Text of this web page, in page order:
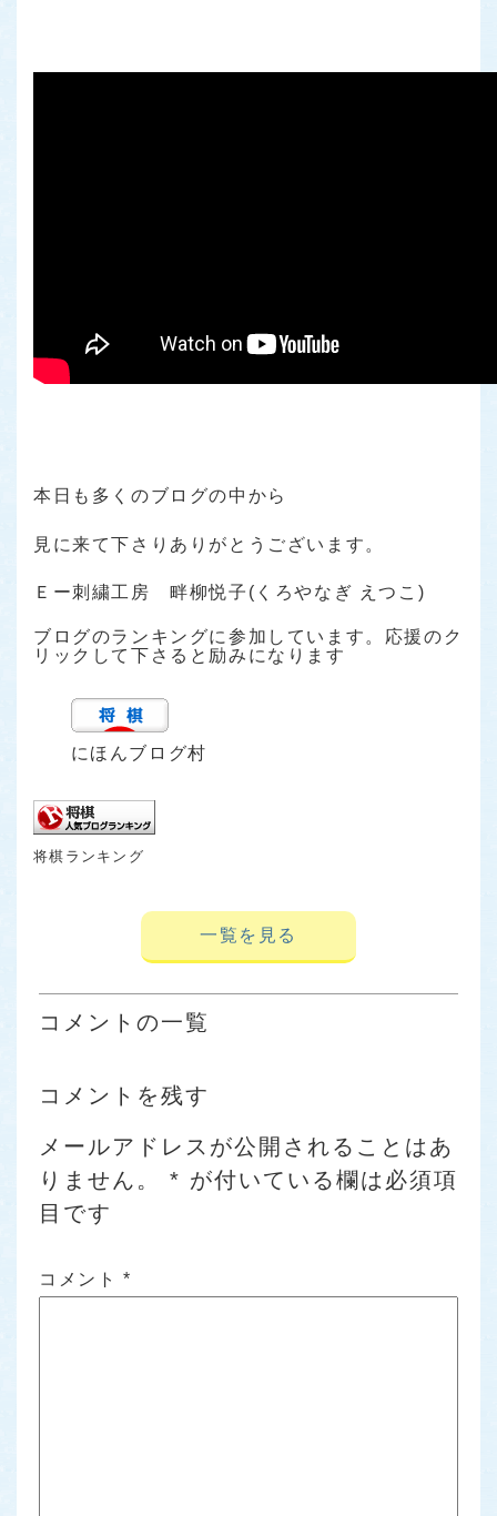
本日も多くのブログの中から
見に来て下さりありがとうございます。
Ｅー刺繍工房 畔柳悦子(くろやなぎ えつこ)
ブログのランキングに参加しています。応援のク
リックして下さると励みになります
にほんブログ村
将棋ランキング
一覧を見る
コメントの一覧
コメントを残す
メールアドレスが公開されることはあ
りません。
* が付いている欄は必須項
目です
コメント *